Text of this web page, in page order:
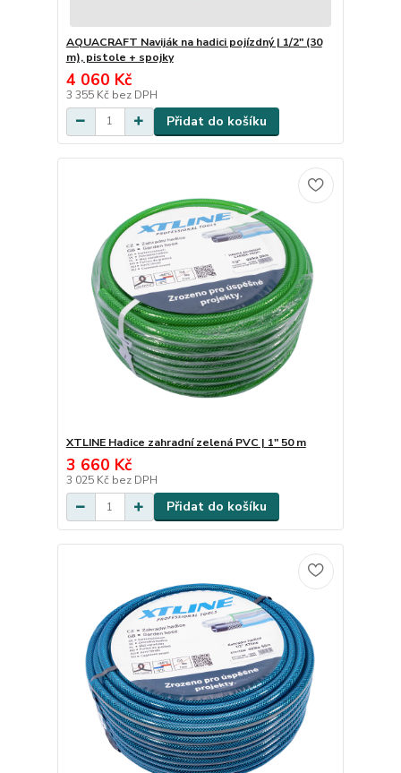
AQUACRAFT Naviják na hadici pojízdný | 1/2" (30
m), pistole + spojky
4 060 Kč
3 355 Kč bez DPH
Přidat do košíku
XTLINE Hadice zahradní zelená PVC | 1" 50 m
3 660 Kč
3 025 Kč bez DPH
Přidat do košíku